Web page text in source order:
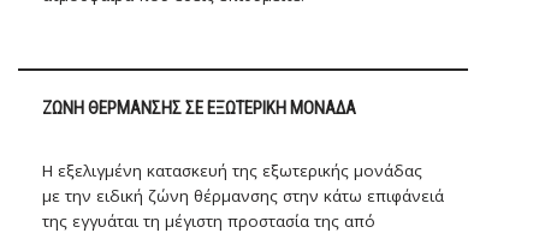
ΖΏΝΗ ΘΈΡΜΑΝΣΗΣ ΣΕ ΕΞΩΤΕΡΙΚΉ ΜΟΝΆΔΑ
Η εξελιγμένη κατασκευή της εξωτερικής μονάδας
με την ειδική ζώνη θέρμανσης στην κάτω επιφάνειά
της εγγυάται τη μέγιστη προστασία της από